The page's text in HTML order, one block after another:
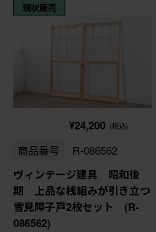
現状販売
¥24,200 (税込)
商品番号 R-086562
ヴィンテージ建具 昭和後
期 上品な桟組みが引き立つ
雪見障子戸2枚セット (R-
086562)